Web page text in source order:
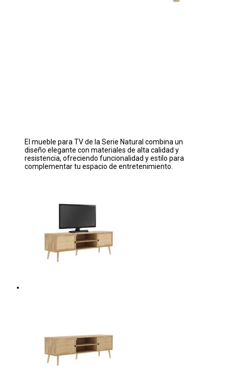
El mueble para TV de la Serie Natural combina un
diseño elegante con materiales de alta calidad y
resistencia, ofreciendo funcionalidad y estilo para
complementar tu espacio de entretenimiento.